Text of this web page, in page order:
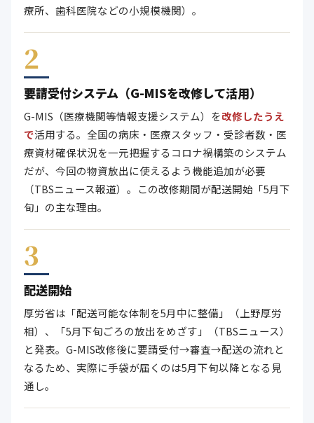
療所、歯科医院などの小規模機関）。
2
要請受付システム（G-MISを改修して活用）
G-MIS（医療機関等情報支援システム）を改修したうえ
で活用する。全国の病床・医療スタッフ・受診者数・医
療資材確保状況を一元把握するコロナ禍構築のシステム
だが、今回の物資放出に使えるよう機能追加が必要
（TBSニュース報道）。この改修期間が配送開始「5月下
旬」の主な理由。
3
配送開始
厚労省は「配送可能な体制を5月中に整備」（上野厚労
相）、「5月下旬ごろの放出をめざす」（TBSニュース）
と発表。G-MIS改修後に要請受付→審査→配送の流れと
なるため、実際に手袋が届くのは5月下旬以降となる見
通し。